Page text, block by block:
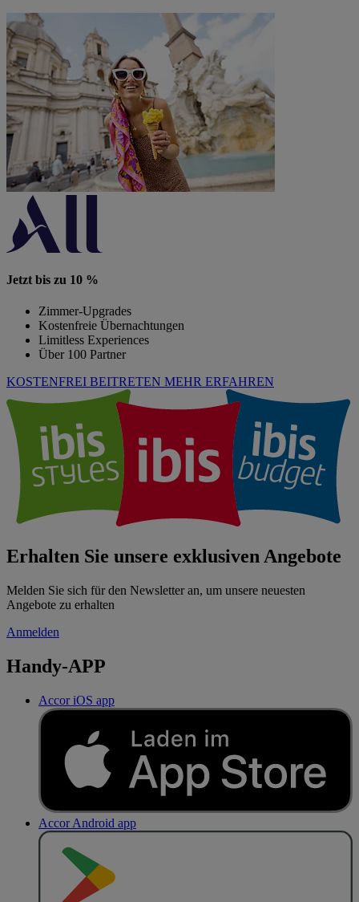
Jetzt bis zu 10 %
Zimmer-Upgrades
Kostenfreie Übernachtungen
Limitless Experiences
Über 100 Partner
KOSTENFREI BEITRETEN MEHR ERFAHREN
Erhalten Sie unsere exklusiven Angebote
Melden Sie sich für den Newsletter an, um unsere neuesten
Angebote zu erhalten
Anmelden
Handy-APP
Accor iOS app
Accor Android app